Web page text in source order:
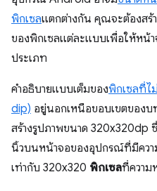
พิกเซลแตกต่างกัน คุณจะต้องสร้
ของพิกเซลแต่ละแบบเพื่อให้ห
ประเภท
คำอธิบายแบบเต็มของพิกเซลที่ไ
dip) อยู่นอกเหนือขอบเขตของบ
สร้างรูปภาพขนาด 320x320dp
นิ้วบนหน้าจอของอุปกรณ์ที่มีคว
เท่ากับ 320x320 พิกเซลที่ควา